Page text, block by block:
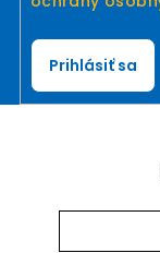
Prihlásiť sa